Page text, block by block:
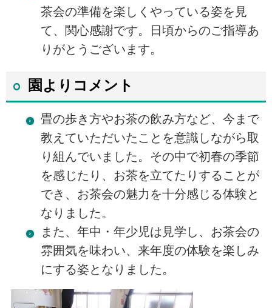
茶会の準備を楽しくやっている姿を見
て、関心感謝です。日頃からのご指導あ
りがとうございます。
園よりコメント
畳の歩き方やお茶の飲み方など、今まで
教えていただいたことを意識しながら取
り組んでいました。その中で初春の季節
を感じたり、お茶を立てたりすることが
でき、お茶会の魅力を十分感じる体験と
なりました。
また、年中・年少児は見学し、お茶会の
雰囲気を味わい、来年度の体験を楽しみ
にする姿となりました。